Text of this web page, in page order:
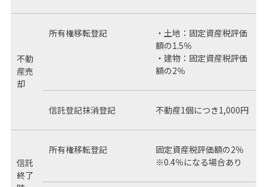
不動
産売
却
所有権移転登記
・土地：固定資産税評価
額の1.5％
・建物：固定資産税評価
額の2％
信託登記抹消登記 不動産1個につき1,000円
信託
終了
所有権移転登記
固定資産税評価額の2％
※0.4％になる場合あり